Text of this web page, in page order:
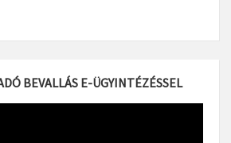
BEVALLÁS E-ÜGYINTÉZÉSSEL